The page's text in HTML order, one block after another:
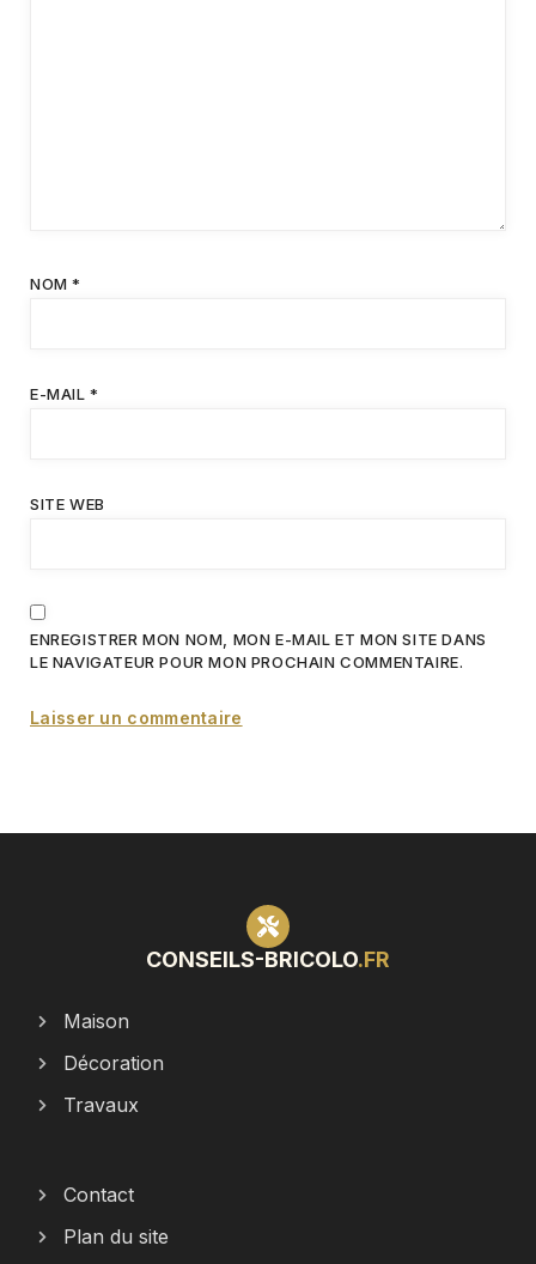
NOM*
E-MAIL*
SITE WEB
ENREGISTRER MON NOM, MON E-MAIL ET MON SITE DANS
LE NAVIGATEUR POUR MON PROCHAIN COMMENTAIRE.
CONSEILS-BRICOLO.FR
Maison
Décoration
Travaux
Contact
Plan du site